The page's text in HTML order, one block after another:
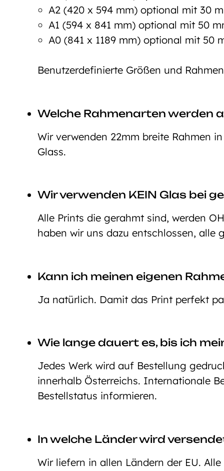
A2 (420 x 594 mm) optional mit 30
A1 (594 x 841 mm) optional mit 50
A0 (841 x 1189 mm) optional mit 50
Benutzerdefinierte Größen und
Welche Rahmenarten werden
Wir verwenden 22mm breite Rahmen
Glass.
Wir verwenden KEIN Glas bei
Alle Prints die gerahmt sind, werden
haben wir uns dazu entschlossen, alle
Kann ich meinen eigenen
Ja natürlich. Damit das Print perfekt
Wie lange dauert es, bis ich
Jedes Werk wird auf Bestellung
innerhalb Österreichs. Internationale
Bestellstatus informieren.
In welche Länder wird
Wir liefern in allen Ländern der EU.